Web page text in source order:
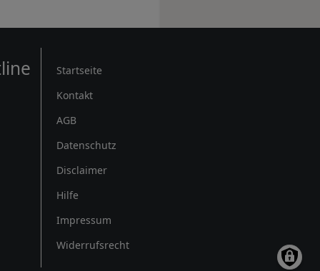
Rechtliches
Startseite
Kontakt
AGB
Datenschutz
Disclaimer
Hilfe
Impressum
Widerrufsrecht